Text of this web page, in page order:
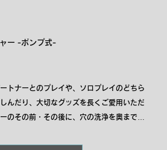
ー -ポンプ式-
トナーとのプレイや、ソロプレイのどちら
んだり、大切なグッズを長くご愛用いただ
のその前・その後に、穴の洗浄を奥までし
を払拭できる負担が少なく丈夫で柔らかな